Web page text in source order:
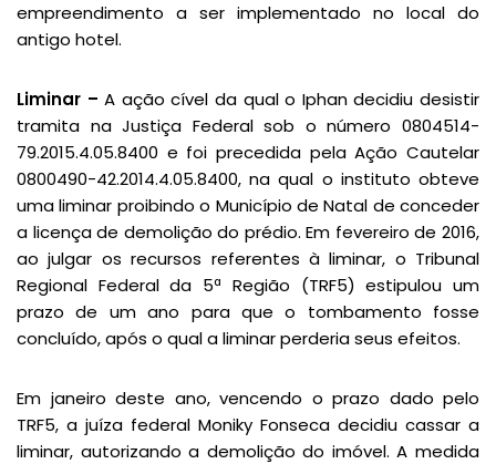
empreendimento a ser implementado no local do
antigo hotel.
Liminar – A ação cível da qual o Iphan decidiu desistir
tramita na Justiça Federal sob o número 0804514-
79.2015.4.05.8400 e foi precedida pela Ação Cautelar
0800490-42.2014.4.05.8400, na qual o instituto obteve
uma liminar proibindo o Município de Natal de conceder
a licença de demolição do prédio. Em fevereiro de 2016,
ao julgar os recursos referentes à liminar, o Tribunal
Regional Federal da 5ª Região (TRF5) estipulou um
prazo de um ano para que o tombamento fosse
concluído, após o qual a liminar perderia seus efeitos.
Em janeiro deste ano, vencendo o prazo dado pelo
TRF5, a juíza federal Moniky Fonseca decidiu cassar a
liminar, autorizando a demolição do imóvel. A medida